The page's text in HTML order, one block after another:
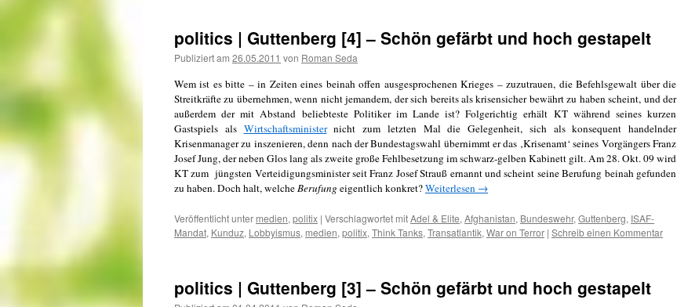
politics | Guttenberg [4] – Schön gefärbt und hoch gestapelt
Publiziert am 26.05.2011 von Roman Seda
Wem ist es bitte – in Zeiten eines beinah offen ausgesprochenen Krieges – zuzutrauen, die Befehlsgewalt über die
Streitkräfte zu übernehmen, wenn nicht jemandem, der sich bereits als krisensicher bewährt zu haben scheint, und der
außerdem der mit Abstand beliebteste Politiker im Lande ist? Folgerichtig erhält KT während seines kurzen
Gastspiels als Wirtschaftsministernicht zum letzten Mal die Gelegenheit, sich als konsequent handelnder
Krisenmanager zu inszenieren, denn nach der Bundestagswahl übernimmt er das ‚Krisenamt‘ seines Vorgängers Franz
Josef Jung, der neben Glos lang als zweite große Fehlbesetzung im schwarz-gelben Kabinett gilt. Am 28. Okt. 09 wird
KT zum jüngsten Verteidigungsminister seit Franz Josef Strauß ernannt und scheint seine Berufung beinah gefunden
zu haben. Doch halt, welcheBerufungeigentlich konkret?Weiterlesen →
Veröffentlicht unter medien, politix | Verschlagwortet mitAdel & Elite, Afghanistan, Bundeswehr, Guttenberg, ISAF-
Mandat, Kunduz, Lobbyismus, medien, politix, Think Tanks, Transatlantik, War on Terror | Schreib einen Kommentar
politics | Guttenberg [3] – Schön gefärbt und hoch gestapelt